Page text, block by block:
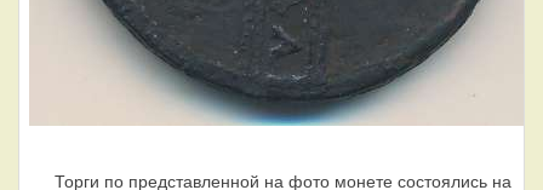
Торги по представленной на фото монете состоялись на